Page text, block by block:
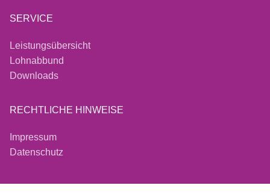
SERVICE
Leistungsübersicht
Lohnabbund
Downloads
RECHTLICHE HINWEISE
Impressum
Datenschutz